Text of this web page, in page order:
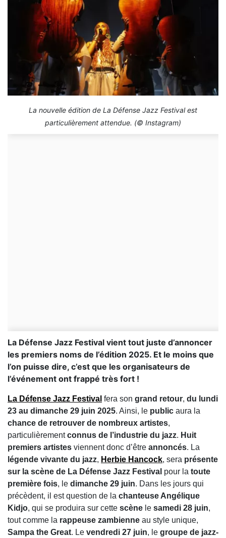
La nouvelle édition de La Défense Jazz Festival est
particulièrement attendue. (© Instagram)
La Défense Jazz Festival vient tout juste d’annoncer
les premiers noms de l’édition 2025. Et le moins que
l’on puisse dire, c’est que les organisateurs de
l’événement ont frappé très fort !
La Défense Jazz Festival fera son grand retour, du lundi
23 au dimanche 29 juin 2025. Ainsi, le public aura la
chance de retrouver de nombreux artistes,
particulièrementconnus de l’industrie du jazz. Huit
premiers artistes viennent donc d’être annoncés. La
légende vivante du jazz, Herbie Hancock, sera présente
sur la scène de La Défense Jazz Festival pour la toute
première fois, le dimanche 29 juin. Dans les jours qui
précèdent, il est question de la chanteuse Angélique
Kidjo, qui se produira sur cette scène le samedi 28 juin,
tout comme la rappeuse zambienne au style unique,
Sampa the Great. Le vendredi 27 juin, le groupe de jazz-